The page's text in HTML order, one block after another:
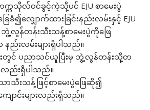
သိုလ်ဝင်ခွင့်ကဲ့သို့ပင် EJU စာမေးပွဲ
လျှောက်ထားခြင်းနည်းလမ်းနှင့် EJU
လွန်တန်းသီးသန့်စာမေးပွဲကိုဖြေ
ည်းလမ်းများရှိပါသည်။
င်းတွင် ပညာသင်ယူပြီးမှ ဘွဲ့လွန်တန်းသို့တ
လည်းရှိပါသည်။
ာသီးသန့်ဖြင့်စာမေးပွဲဖြေဆို၍
ောင်းများလည်းရှိသည်။